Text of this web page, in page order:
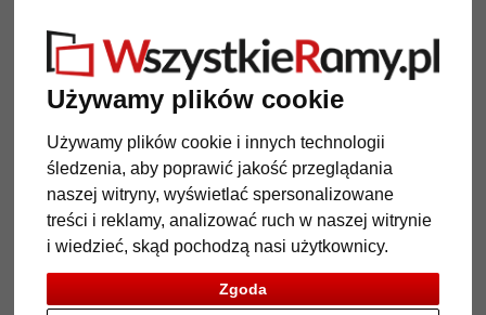
Używamy plików cookie
Używamy plików cookie i innych technologii
śledzenia, aby poprawić jakość przeglądania
naszej witryny, wyświetlać spersonalizowane
treści i reklamy, analizować ruch w naszej witrynie
i wiedzieć, skąd pochodzą nasi użytkownicy.
Zgoda
Powrót